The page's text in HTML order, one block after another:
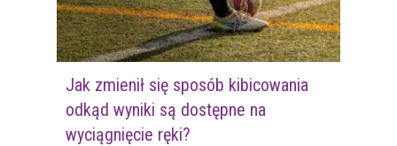
Jak zmienił się sposób kibicowania
odkąd wyniki są dostępne na
wyciągnięcie ręki?